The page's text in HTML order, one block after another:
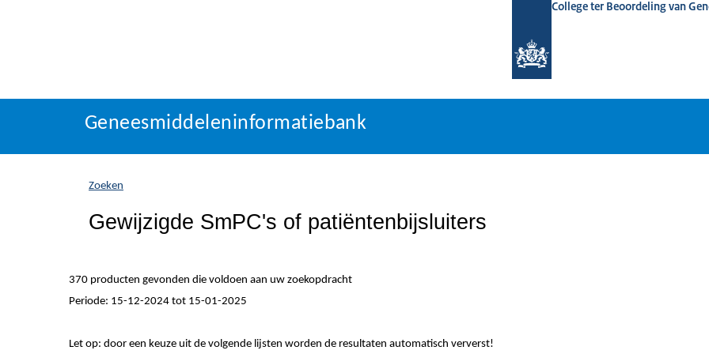
College ter Beoordeling van
Geneesmiddeleninformatiebank
U
zich
hier:
Geneesmiddeleninformatiebank
Zoeken
Gewijzigde SmPC's of patiëntenbijsluiters
370 producten gevonden die voldoen aan uw zoekopdracht
Periode: 15-12-2024 tot 15-01-2025
Let op: door een keuze uit de volgende lijsten worden de resultaten automatisch ververst!